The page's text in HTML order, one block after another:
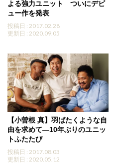
よる強力ユニット ついにデビ
ュー作を発表
投稿日 : 2017.02.28
更新日 : 2020.09.05
【小曽根 真】羽ばたくような自
由を求めて―10年ぶりのユニッ
トふたたび
投稿日 : 2017.08.03
更新日 : 2020.05.12